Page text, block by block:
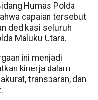
Humas Polda
capaian tersebut
dedikasi seluruh
Maluku Utara.
ini menjadi
kinerja dalam
transparan, dan